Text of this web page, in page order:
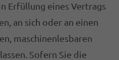
Erfüllung eines Vertrags
an sich oder an einen
maschinenlesbaren
Sofern Sie die